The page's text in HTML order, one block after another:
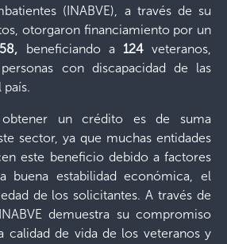
(INABVE), a través de su
otorgaron financiamiento por un
beneficiando a 124veteranos,
con discapacidad de las
país.
un crédito es de suma
sector, ya que muchas entidades
este beneficio debido a factores
buena estabilidad económica, el
de los solicitantes. A través de
demuestra su compromiso
calidad de vida de los veteranos y